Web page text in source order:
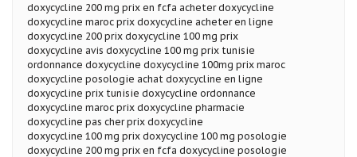
doxycycline 200 mg prix en fcfa acheter doxycycline
doxycycline maroc prix doxycycline acheter en ligne
doxycycline 200 prix doxycycline 100 mg prix
doxycycline avis doxycycline 100 mg prix tunisie
ordonnance doxycycline doxycycline 100mg prix maroc
doxycycline posologie achat doxycycline en ligne
doxycycline prix tunisie doxycycline ordonnance
doxycycline maroc prix doxycycline pharmacie
doxycycline pas cher prix doxycycline
doxycycline 100 mg prix doxycycline 100 mg posologie
doxycycline 200 mg prix en fcfa doxycycline posologie